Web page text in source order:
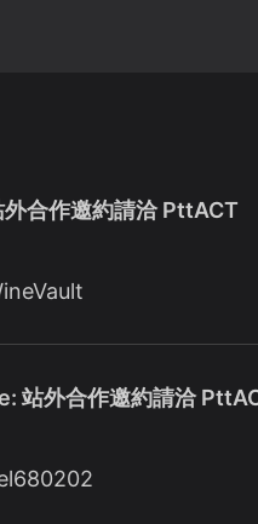
外合作邀約請洽 PttACT
站外合作邀約請洽